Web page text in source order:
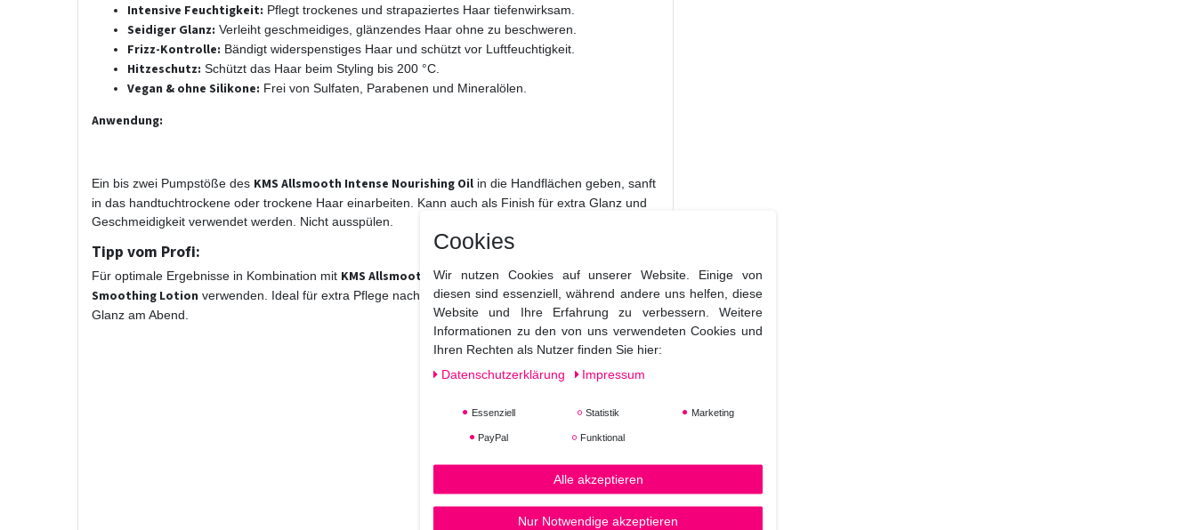
Intensive Feuchtigkeit: Pflegt trockenes und strapaziertes Haar tiefenwirksam.
Seidiger Glanz: Verleiht geschmeidiges, glänzendes Haar ohne zu beschweren.
Frizz-Kontrolle: Bändigt widerspenstiges Haar und schützt vor Luftfeuchtigkeit.
Hitzeschutz: Schützt das Haar beim Styling bis 200 °C.
Vegan & ohne Silikone: Frei von Sulfaten, Parabenen und Mineralölen.
Anwendung:
Ein bis zwei Pumpstöße des KMS Allsmooth Intense Nourishing Oil in die Handflächen geben, sanft
in das handtuchtrockene oder trockene Haar einarbeiten. Kann auch als Finish für extra Glanz und
Geschmeidigkeit verwendet werden. Nicht ausspülen.
Tipp vom Profi:
Für optimale Ergebnisse in Kombination mit KMS Allsmooth Shampoo, Conditionerund dem
Smoothing Lotion verwenden. Ideal für extra Pflege nach dem Styling oder für einen luxuriösen
Glanz am Abend.
Cookies
Wir nutzen Cookies auf unserer Website. Einige von
diesen sind essenziell, während andere uns helfen, diese
Website und Ihre Erfahrung zu verbessern. Weitere
Informationen zu den von uns verwendeten Cookies und
Ihren Rechten als Nutzer finden Sie hier:
Daten­schutz­erklärung
Impressum
Essenziell Statistik Marketing
PayPal Funktional
Alle akzeptieren
Nur Notwendige akzeptieren